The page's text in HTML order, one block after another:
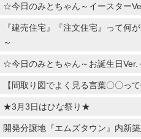
☆今日のみとちゃん～イースター
『建売住宅』『注文住宅』って何
～
☆今日のみとちゃん～お誕生日
【間取り図でよく見る言葉〇〇っ
★3月3日はひな祭り★
開発分譲地『エムズタウン』内新築